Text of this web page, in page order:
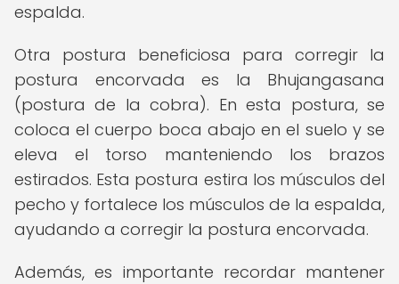
espalda.
Otra postura beneficiosa para corregir la
postura encorvada es la Bhujangasana
(postura de la cobra). En esta postura, se
coloca el cuerpo boca abajo en el suelo y se
eleva el torso manteniendo los brazos
estirados. Esta postura estira los músculos del
pecho y fortalece los músculos de la espalda,
ayudando a corregir la postura encorvada.
Además, es importante recordar mantener